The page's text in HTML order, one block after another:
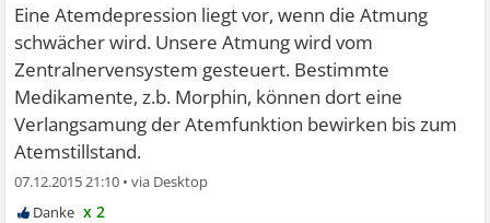
Eine Atemdepression liegt vor, wenn die Atmung
schwächer wird. Unsere Atmung wird vom
Zentralnervensystem gesteuert. Bestimmte
Medikamente, z.b. Morphin, können dort eine
Verlangsamung der Atemfunktion bewirken bis zum
Atemstillstand.
07.12.2015 21:10 •
x 2